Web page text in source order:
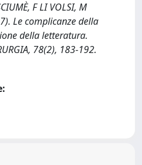
F LI VOLSI, M
Le complicanze della
della letteratura.
78(2), 183-192.